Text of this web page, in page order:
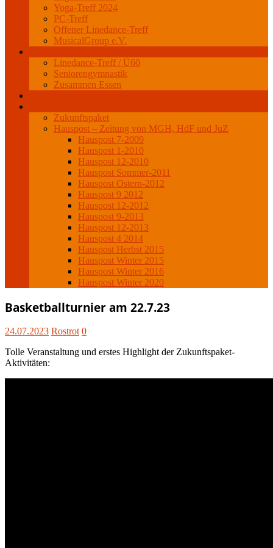
Yoga-Treff 2024
PC-Treff
Offener Linedance-Treff
MusicalGroup e.V.
Linedance-Treff / Ü60
Seniorengymnastik
Zusammen Essen
Zukunftspaket
Hauspost – Zeitung von MGH, HdF und JuZ
Hauspost 7-2009
Hauspost 1-2010
Hauspost 12-2010
Hauspost Sommer-2011
Hauspost Ostern-2012
Hauspost 9 2012
Hauspost 12-2012
Hauspost 9-2013
Hauspost 12-2013
Hauspost 4 2014
Hauspost Herbst 2015
Hauspost Winter 2015
Hauspost Winter 2016
Hauspost Winter 2020
Uncategorized
Basketballturnier am 22.7.23
24.07.2023 Rostrot 0
Tolle Veranstaltung und erstes Highlight der Zukunftspaket-
Aktivitäten: